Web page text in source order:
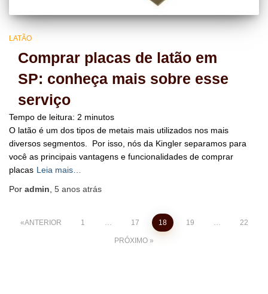
LATÃO
Comprar placas de latão em
SP: conheça mais sobre esse
serviço
Tempo de leitura: 2 minutos
O latão é um dos tipos de metais mais utilizados nos mais
diversos segmentos. Por isso, nós da Kingler separamos para
você as principais vantagens e funcionalidades de comprar
placas Leia mais…
Por admin, 5 anos atrás
Navegação por posts
ANTERIOR 1 … 17 18 19 … 22
PRÓXIMO